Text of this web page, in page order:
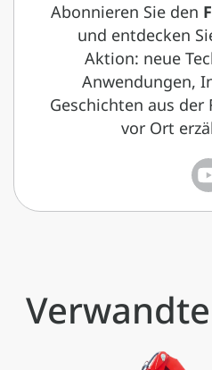
Abonnieren Sie den
und entdecken
Aktion: neue
Anwendungen,
Geschichten aus der
vor Ort